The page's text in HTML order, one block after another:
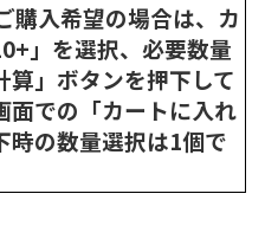
購入希望の場合は、カ
」を選択、必要数量
算」ボタンを押下して
面での「カートに入れ
時の数量選択は1個で